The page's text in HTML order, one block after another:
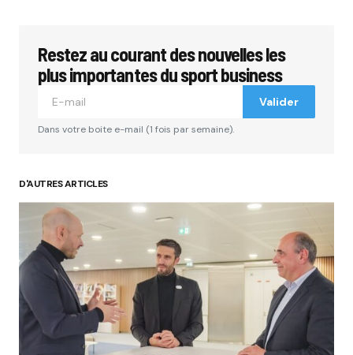
Restez au courant des nouvelles les
plus importantes du sport business
Valider
Dans votre boite e-mail (1 fois par semaine).
D'AUTRES ARTICLES